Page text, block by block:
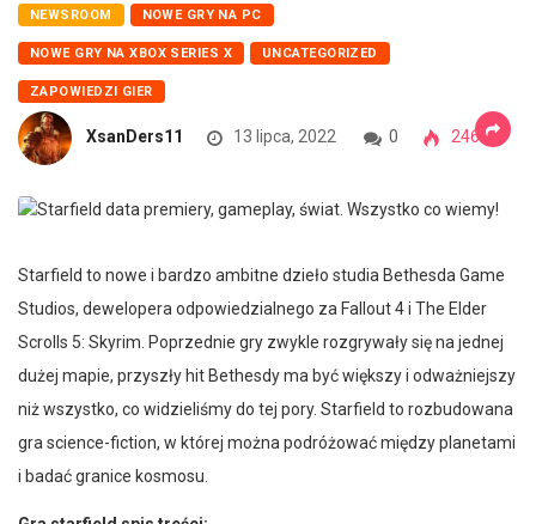
NEWSROOM NOWE GRY NA PC
NOWE GRY NA XBOX SERIES X UNCATEGORIZED
ZAPOWIEDZI GIER
XsanDers11 13 lipca, 2022 0 2464
Starfield to nowe i bardzo ambitne dzieło studia Bethesda Game
Studios, dewelopera odpowiedzialnego za Fallout 4 i The Elder
Scrolls 5: Skyrim. Poprzednie gry zwykle rozgrywały się na jednej
dużej mapie, przyszły hit Bethesdy ma być większy i odważniejszy
niż wszystko, co widzieliśmy do tej pory. Starfield to rozbudowana
gra science-fiction, w której można podróżować między planetami
i badać granice kosmosu.